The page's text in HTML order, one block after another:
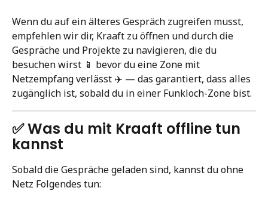
Wenn du auf ein älteres Gespräch zugreifen musst,
empfehlen wir dir, Kraaft zu öffnen und durch die
Gespräche und Projekte zu navigieren, die du
besuchen wirst 📱 bevor du eine Zone mit
Netzempfang verlässt ✈️ — das garantiert, dass alles
zugänglich ist, sobald du in einer Funkloch-Zone bist.
✅ Was du mit Kraaft offline tun
kannst
Sobald die Gespräche geladen sind, kannst du ohne
Netz Folgendes tun: